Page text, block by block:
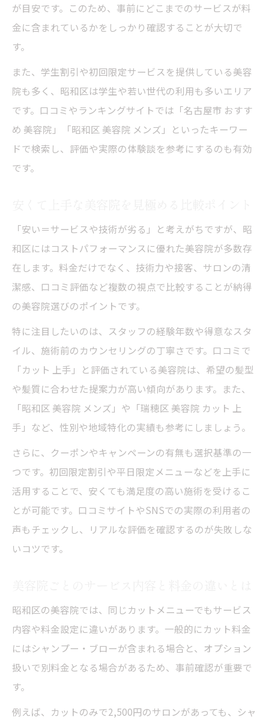
納得できるカット料金を昭和区で探すなら
口コミや技術力で選ぶ美容院カット料金の
目安
カットのみ利用時の料金と満足度を両立す
る工夫
ント
美容院のカットのみ利用は本当にお得か検証
カットのみが安い美容院の本当のお得度を
比較
美容院でカットのみ利用時の注意点と落と
し穴
シャンプーやセット有無による料金差を解
説
昭和区の美容院でカットのみ予約のメリッ
トとは
美容院カットのみ安い店のサービス内容を
検証
メンズにも最適な昭和区の美容院カット事情
昭和区の美容院でメンズカット需要が増え
る理由
メンズ対応の美容院選びで重視すべきポイ
ント
美容院でメンズが満足できるサービスの見
分け方
美容院選びは料金と技術力のバランスを重
が目安です。このため、事前にどこまでのサービスが料
金に含まれているかをしっかり確認することが大切で
す。
また、学生割引や初回限定サービスを提供している美容
院も多く、昭和区は学生や若い世代の利用も多いエリア
です。口コミやランキングサイトでは「名古屋市 おすす
め 美容院」「昭和区 美容院 メンズ」といったキーワー
ドで検索し、評価や実際の体験談を参考にするのも有効
です。
「安い＝サービスや技術が劣る」と考えがちですが、昭
和区にはコストパフォーマンスに優れた美容院が多数存
在します。料金だけでなく、技術力や接客、サロンの清
潔感、口コミ評価など複数の視点で比較することが納得
の美容院選びのポイントです。
特に注目したいのは、スタッフの経験年数や得意なスタ
イル、施術前のカウンセリングの丁寧さです。口コミで
「カット 上手」と評価されている美容院は、希望の髪型
や髪質に合わせた提案力が高い傾向があります。また、
「昭和区 美容院 メンズ」や「瑞穂区 美容院 カット 上
手」など、性別や地域特化の実績も参考にしましょう。
さらに、クーポンやキャンペーンの有無も選択基準の一
つです。初回限定割引や平日限定メニューなどを上手に
活用することで、安くても満足度の高い施術を受けるこ
とが可能です。口コミサイトやSNSでの実際の利用者の
声もチェックし、リアルな評価を確認するのが失敗しな
いコツです。
昭和区の美容院では、同じカットメニューでもサービス
内容や料金設定に違いがあります。一般的にカット料金
にはシャンプー・ブローが含まれる場合と、オプション
扱いで別料金となる場合があるため、事前確認が重要で
す。
例えば、カットのみで2,500円のサロンがあっても、シャ